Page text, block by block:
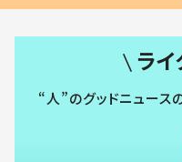
ライ
“人”のグッドニュース